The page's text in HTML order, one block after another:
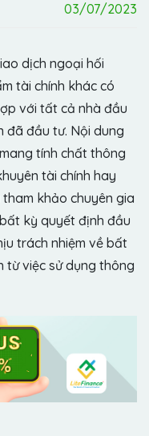
03/07/2023
dịch ngoại hối
tài chính khác có
với tất cả nhà đầu
đã đầu tư. Nội dung
tính chất thông
tài chính hay
khảo chuyên gia
kỳ quyết định đầu
trách nhiệm về bất
từ việc sử dụng thông